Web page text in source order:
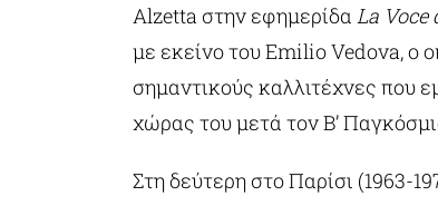
Alzetta στην εφημερίδα La Voce
με εκείνο του Emilio Vedova, ο
σημαντικούς καλλιτέχνες που
χώρας του μετά τον Β’
Στη δεύτερη στο Παρίσι (1963-